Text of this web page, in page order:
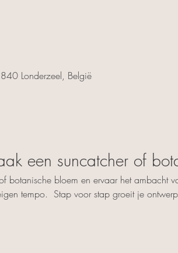
Londerzeel, België
een suncatcher of
botanische bloem en ervaar het ambacht
tempo.  Stap voor stap groeit je